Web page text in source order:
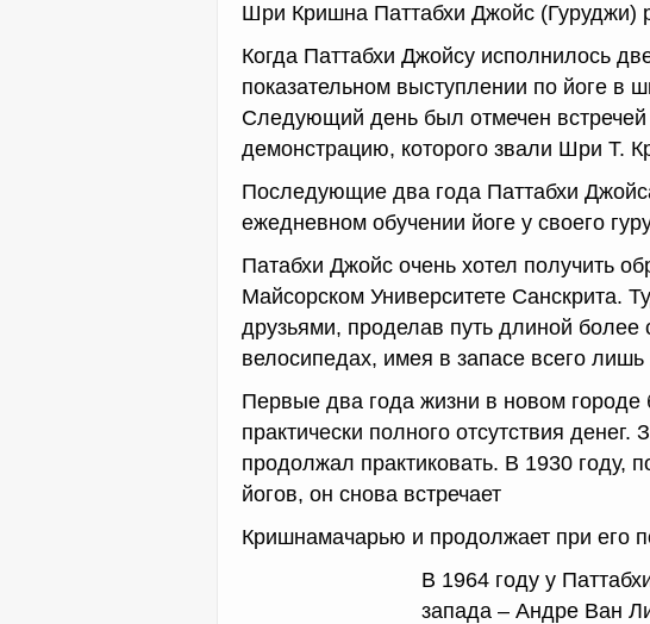
Шри Кришна Паттабхи Джойс (Гуруджи)
Когда Паттабхи Джойсу исполнилось
показательном выступлении по йоге в
Следующий день был отмечен
демонстрацию, которого звали Шри Т.
Последующие два года Паттабхи
ежедневном обучении йоге у своего
Патабхи Джойс очень хотел получить
Майсорском Университете Санскрита.
друзьями, проделав путь длиной более
велосипедах, имея в запасе всего лишь
Первые два года жизни в новом
практически полного отсутствия
продолжал практиковать. В 1930 году,
йогов, он снова встречает
Кришнамачарью и продолжает при его
В 1964 году у
запада – Андре Ван